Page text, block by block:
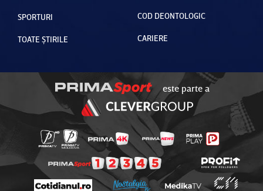
SPORTURI
TOATE ȘTIRILE
COD DEONTOLOGIC
CARIERE
este parte a